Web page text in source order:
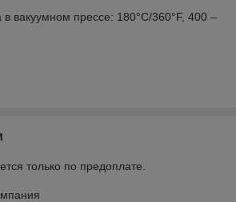
вакуумном прессе: 180°С/360°F, 400 –
только по предоплате.